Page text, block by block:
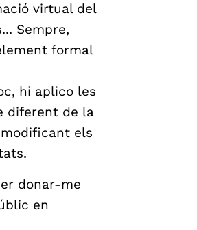
virtual del
Sempre,
formal
hi aplico les
diferent de la
els
donar-me
en